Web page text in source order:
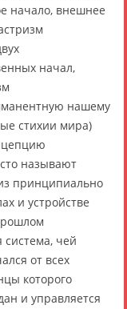
начало, внешнее
начал,
нашему
стихии мира)
называют
принципиально
и устройстве
чей
от всех
которого
и управляется